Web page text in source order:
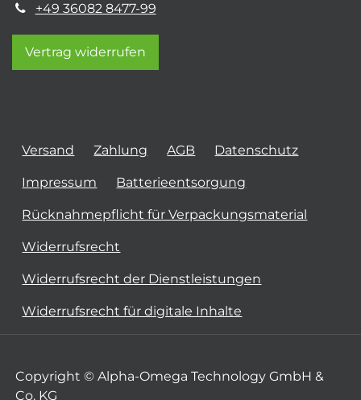
+49 36082 8477-99
Vertrag widerrufen
Versand Zahlung AGB Datenschutz
Impressum Batterieentsorgung
Rücknahmepflicht für Verpackungsmaterial
Widerrufsrecht
Widerrufsrecht der Dienstleistungen
Widerrufsrecht für digitale Inhalte
Copyright © Alpha-Omega Technology GmbH &
Co. KG